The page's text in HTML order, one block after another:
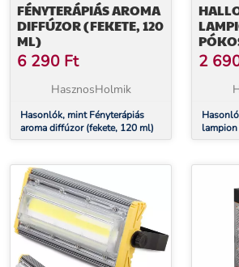
FÉNYTERÁPIÁS AROMA
DIFFÚZOR (FEKETE, 120
ML)
6 290 Ft
HasznosHolmik
Hasonlók, mint Fényterápiás
aroma diffúzor (fekete, 120 ml)
165
2
- 7,5 x